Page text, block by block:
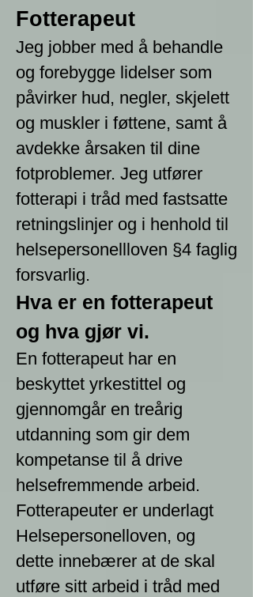
Fotterapeut
Jeg jobber med å behandle
og forebygge lidelser som
påvirker hud, negler, skjelett
og muskler i føttene, samt å
avdekke årsaken til dine
fotproblemer. Jeg utfører
fotterapi i tråd med fastsatte
retningslinjer og i henhold til
helsepersonellloven §4 faglig
forsvarlig.
Hva er en fotterapeut
og hva gjør vi.
En fotterapeut har en
beskyttet yrkestittel og
gjennomgår en treårig
utdanning som gir dem
kompetanse til å drive
helsefremmende arbeid.
Fotterapeuter er underlagt
Helsepersonelloven, og
dette innebærer at de skal
utføre sitt arbeid i tråd med